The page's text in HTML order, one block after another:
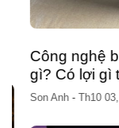
Công nghệ
gì? Có lợi gì
Son Anh-Th10 03,